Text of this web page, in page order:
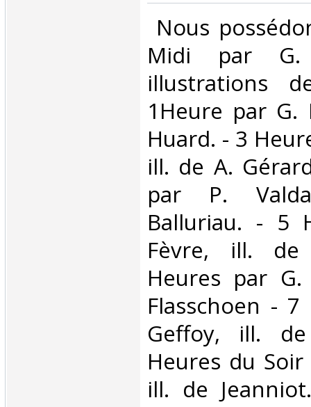
Nous
Midi par G.
illustrations
1Heure par
Huard. - 3
ill. de A.
par P.
Balluriau. - 5
Fèvre, ill.
Heures par
Flasschoen -
Geffoy, ill.
Heures du
ill. de